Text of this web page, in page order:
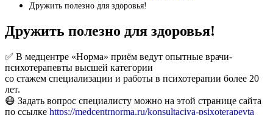
Дружить полезно для здоровья!
Дружить полезно для здоровья!
✅ В медцентре «Норма» приём ведут опытные врачи-
психотерапевты высшей категории
со стажем специализации и работы в психотерапии более 20
лет.
😷 Задать вопрос специалисту можно на этой странице сайта
по ссылке https://medcentrnorma.ru/konsultaciya-psixoterapevta